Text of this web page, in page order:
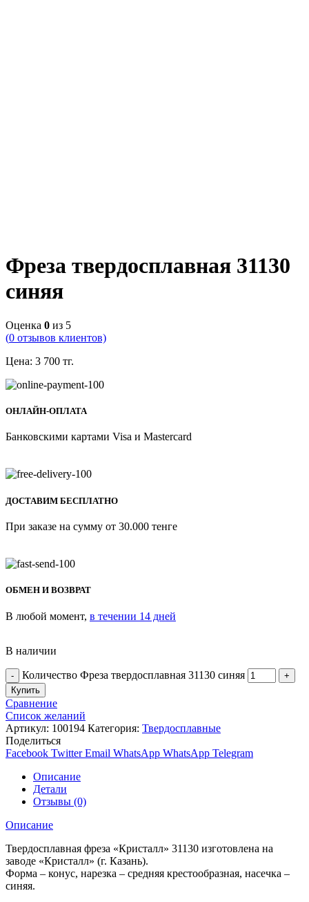
Фреза твердосплавная 31130
синяя
Оценка 0 из 5
(0 отзывов клиентов)
Цена: 3 700 тг.
ОНЛАЙН-ОПЛАТА
Банковскими картами Visa и Mastercard
ДОСТАВИМ БЕСПЛАТНО
При заказе на сумму от 30.000 тенге
ОБМЕН И ВОЗВРАТ
В любой момент, в течении 14 дней
В наличии
Количество Фреза твердосплавная 31130 синяя
Купить
Сравнение
Список желаний
Артикул: 100194 Категория: Твердосплавные
Поделиться
Facebook Twitter Email WhatsApp WhatsApp Telegram
Описание
Детали
Отзывы (0)
Описание
Твердосплавная фреза «Кристалл» 31130 изготовлена на
заводе «Кристалл» (г. Казань).
Форма – конус, нарезка – средняя крестообразная, насечка –
синяя.